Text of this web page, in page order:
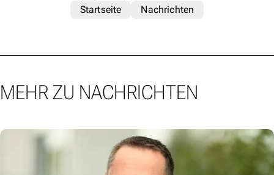
Startseite
Nachrichten
MEHR ZU NACHRICHTEN